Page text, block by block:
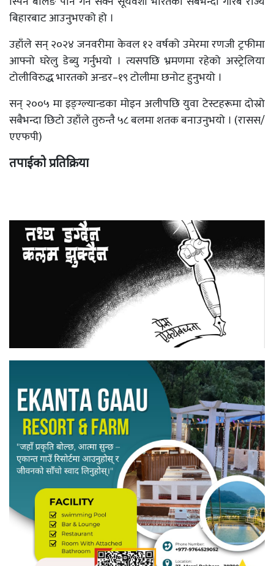
बिहारबाट आउनुभएको हो ।
उहाँले सन् २०२४ जनवरीमा केवल १२ वर्षको उमेरमा रणजी ट्रफीमा
आफ्नो घरेलु डेब्यु गर्नुभयो । त्यसपछि भ्रमणमा रहेको अस्ट्रेलिया
टोलीविरुद्ध भारतको अन्डर–१९ टोलीमा छनोट हुनुभयो ।
सन् २००५ मा इङ्ग्ल्यान्डका मोइन अलीपछि युवा टेस्टहरूमा दोस्रो
सबैभन्दा छिटो उहाँले तुरुन्तै ५८ बलमा शतक बनाउनुभयो । (रासस/
एएफपी)
तपाईको प्रतिक्रिया